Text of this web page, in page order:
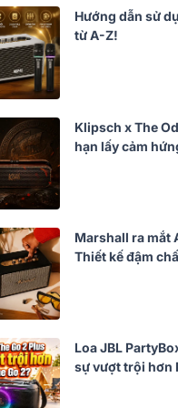
Hướng dẫn sử
từ A-Z!
Klipsch x The
hạn lấy cảm
Marshall ra mắt
Thiết kế đậm
Loa JBL
sự vượt trội hơn